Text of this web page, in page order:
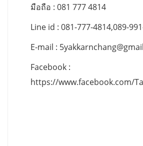
มือถือ : 081 777 4814
Line id : 081-777-4814,089-
E-mail :
Facebook :
https://www.facebook.com/